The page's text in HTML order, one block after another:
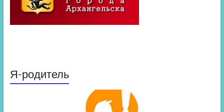
Я-родитель